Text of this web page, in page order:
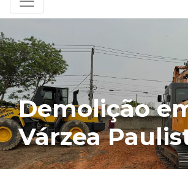
Demolição
Várzea